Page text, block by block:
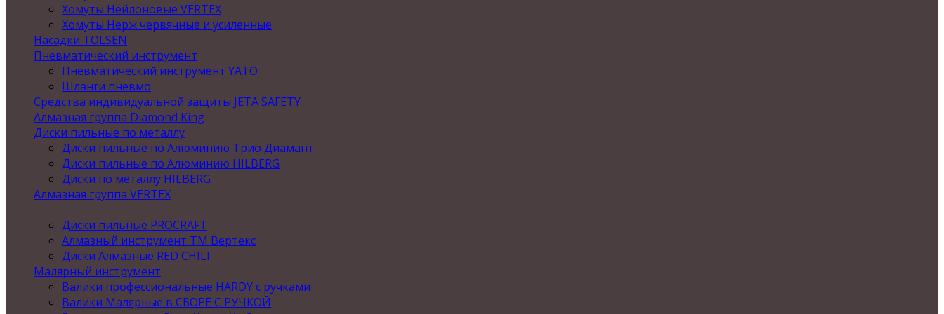
Хомуты Нейлоновые VERTEX
Хомуты Нерж червячные и усиленные
Насадки TOLSEN
Пневматический инструмент
Пневматический инструмент YATO
Шланги пневмо
Средства индивидуальной защиты JETA SAFETY
Алмазная группа Diamond King
Диски пильные по металлу
Диски пильные по Алюминию Трио Диамант
Диски пильные по Алюминию HILBERG
Диски по металлу HILBERG
Алмазная группа VERTEX
Диски пильные PROCRAFT
Алмазный инструмент ТМ Вертекс
Диски Алмазные RED CHILI
Малярный инструмент
Валики профессиональные HARDY с ручками
Валики Малярные в СБОРЕ С РУЧКОЙ